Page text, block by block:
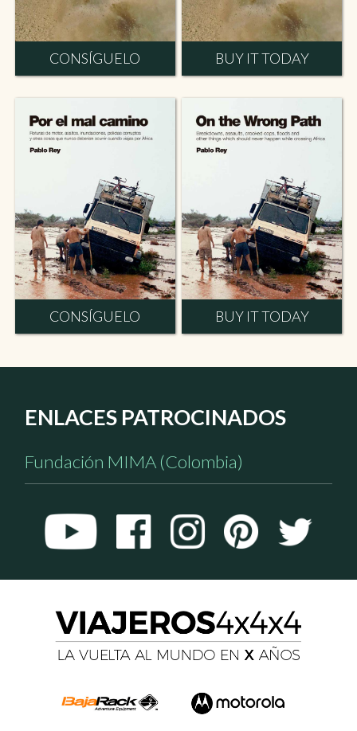
CONSÍGUELO BUY IT TODAY
CONSÍGUELO BUY IT TODAY
ENLACES PATROCINADOS
Fundación MIMA (Colombia)